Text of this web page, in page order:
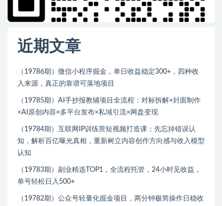
近期文章
（19786期）微信小程序掘金，单日收益稳定300+，四种收
入来源，真正的靠谱可落地项目
（19785期）AI手抄报教辅项目全流程：对标拆解×封面制作
×AI原创内容×多平台发布×私域引流×网盘变现
（19784期）互联网IP训练营短视频打造课；先忘掉错误认
知，解析百亿曝光真相，重新树立内容创作方向感与收入模型
认知
（19783期）副业精选TOP1，全流程托管，24小时见收益，
单号轻松日入500+
（19782期）公众号轻量化掘金项目，两分钟极简操作日稳收